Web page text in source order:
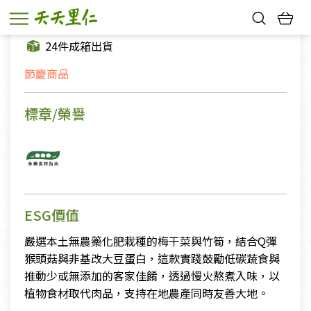
熱門搜尋：
親子活動
數量
24件成箱出貨
節慶商品
標章/榮譽
ESG價值
嚴選本土無農藥化肥栽種的梅干菜與竹筍，結合Q彈
猴頭菇與非基改大豆蛋白，這款實踐鼓勵低碳蔬食與
推動少或無添加的客家佳餚，透過慢火熬煮入味，以
植物食材取代肉品，支持在地農產同時友善大地。